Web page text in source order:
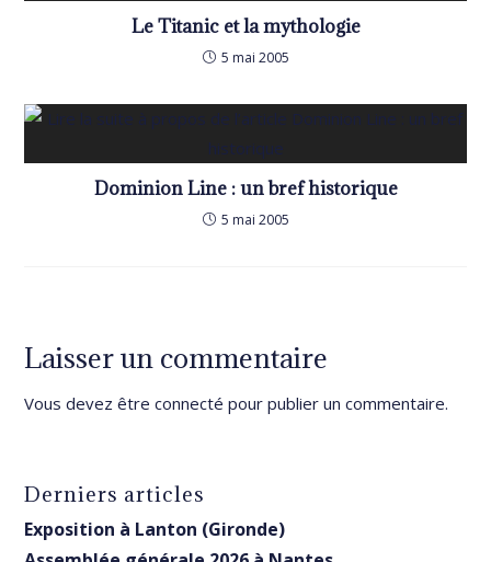
Le Titanic et la mythologie
5 mai 2005
Dominion Line : un bref historique
5 mai 2005
Laisser un commentaire
Vous devez êtreconnecté pour publier un commentaire.
Derniers articles
Exposition à Lanton (Gironde)